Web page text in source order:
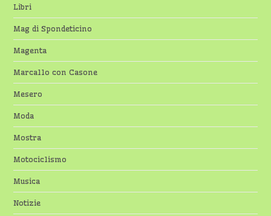
Libri
Mag di Spondeticino
Magenta
Marcallo con Casone
Mesero
Moda
Mostra
Motociclismo
Musica
Notizie